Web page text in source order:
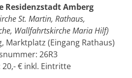
Residenzstadt Amberg
St. Martin, Rathaus,
Wallfahrtskirche Maria Hilf)
Marktplatz (Eingang Rathaus)
26R3
20,- € inkl. Eintritte